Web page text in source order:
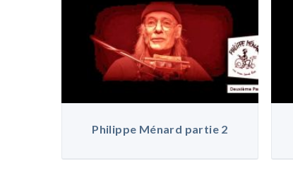
Philippe Ménard partie 2